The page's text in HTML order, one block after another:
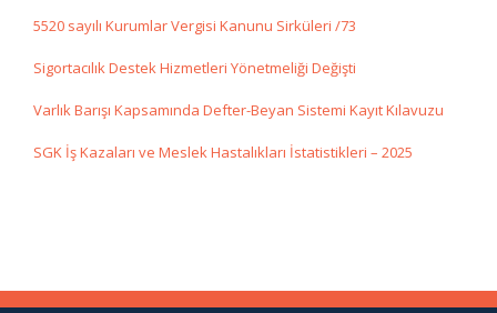
5520 sayılı Kurumlar Vergisi Kanunu Sirküleri /73
Sigortacılık Destek Hizmetleri Yönetmeliği Değişti
Varlık Barışı Kapsamında Defter-Beyan Sistemi Kayıt Kılavuzu
SGK İş Kazaları ve Meslek Hastalıkları İstatistikleri – 2025